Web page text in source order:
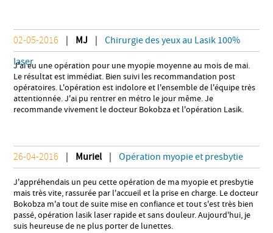
02-05-2016 MJ |Chirurgie des yeux au Lasik 100%
laser
J'ai eu une opération pour une myopie moyenne au mois de mai.
Le résultat est immédiat. Bien suivi les recommandation post
opératoires. L'opération est indolore et l'ensemble de l'équipe très
attentionnée. J'ai pu rentrer en métro le jour même. Je
recommande vivement le docteur Bokobza et l'opération Lasik.
26-04-2016 Muriel |Opération myopie et presbytie
J'appréhendais un peu cette opération de ma myopie et presbytie
mais très vite, rassurée par l'accueil et la prise en charge. Le docteur
Bokobza m'a tout de suite mise en confiance et tout s'est très bien
passé, opération lasik laser rapide et sans douleur. Aujourd'hui, je
suis heureuse de ne plus porter de lunettes.